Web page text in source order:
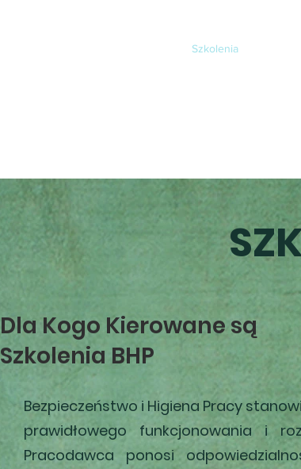
Szkolenia
Dla Kogo Kierowane są
Szkolenia BHP
Bezpieczeństwo i Higiena Pracy
prawidłowego funkcjonowania i
Pracodawca ponosi